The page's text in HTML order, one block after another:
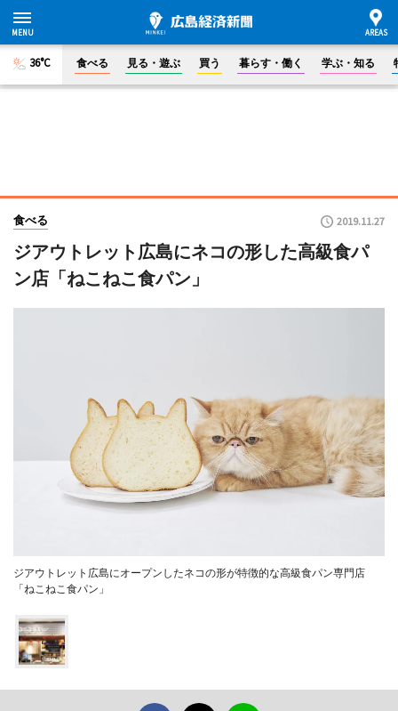
36°C 食べる 見る・遊ぶ 買う 暮らす・働く 学ぶ・知る
食べる 2019.11.27
ジアウトレット広島にネコの形した高級食パ
ン店「ねこねこ食パン」
ジアウトレット広島にオープンしたネコの形が特徴的な高級食パン専門店
「ねこねこ食パン」